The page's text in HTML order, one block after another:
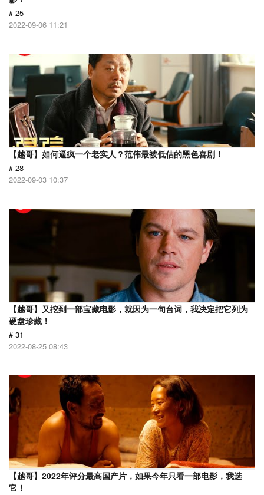
# 25
2022-09-06 11:21
【越哥】如何逼疯一个老实人？范伟最被低估的黑色喜剧！
# 28
2022-09-03 10:37
【越哥】又挖到一部宝藏电影，就因为一句台词，我决定把它列为
硬盘珍藏！
# 31
2022-08-25 08:43
【越哥】2022年评分最高国产片，如果今年只看一部电影，我选
它！